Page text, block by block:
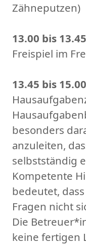
Zähneputzen)
13.00 bis
Freispiel im
13.45 bis
besonders
anzuleiten,
selbstständig
Kompetente
bedeutet,
Fragen nicht
Die
keine fertigen